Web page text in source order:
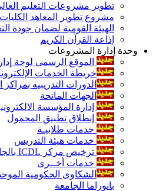
تطوير مشروعات التعليم
مشروع تطوير المعاهد الكليات
الهيئة القومية لضمان جودة
إذاعة القرآن الكريم
وحدة إدارة المشروعات
الموقع الرسمى لوحة
خريطة الخدمات
الدورات التدريبيه بمراكز
الجهات المانحة
إدارة المؤسسة
إنطلاق تطبيق المحمول
خدمات طلابيـة
خدمات هيئة التدريس
ترخيص مركز ICDL بالجامعة
خدمات أخــرى
الشكاوى الحكومية
بانوراما الجامعة